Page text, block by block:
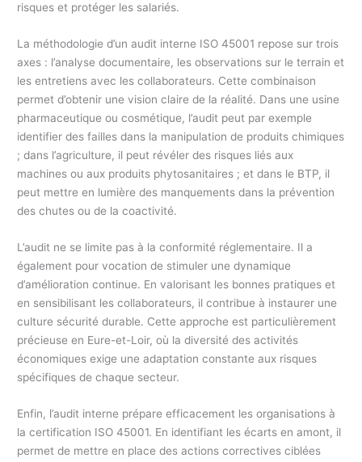
risques et protéger les salariés.
La méthodologie d’un audit interne ISO 45001 repose sur trois
axes : l’analyse documentaire, les observations sur le terrain et
les entretiens avec les collaborateurs. Cette combinaison
permet d’obtenir une vision claire de la réalité. Dans une usine
pharmaceutique ou cosmétique, l’audit peut par exemple
identifier des failles dans la manipulation de produits chimiques
; dans l’agriculture, il peut révéler des risques liés aux
machines ou aux produits phytosanitaires ; et dans le BTP, il
peut mettre en lumière des manquements dans la prévention
des chutes ou de la coactivité.
L’audit ne se limite pas à la conformité réglementaire. Il a
également pour vocation de stimuler une dynamique
d’amélioration continue. En valorisant les bonnes pratiques et
en sensibilisant les collaborateurs, il contribue à instaurer une
culture sécurité durable. Cette approche est particulièrement
précieuse en Eure-et-Loir, où la diversité des activités
économiques exige une adaptation constante aux risques
spécifiques de chaque secteur.
Enfin, l’audit interne prépare efficacement les organisations à
la certification ISO 45001. En identifiant les écarts en amont, il
permet de mettre en place des actions correctives ciblées